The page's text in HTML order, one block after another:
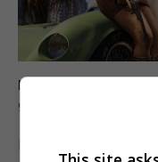
Bônus de reserva:
geral